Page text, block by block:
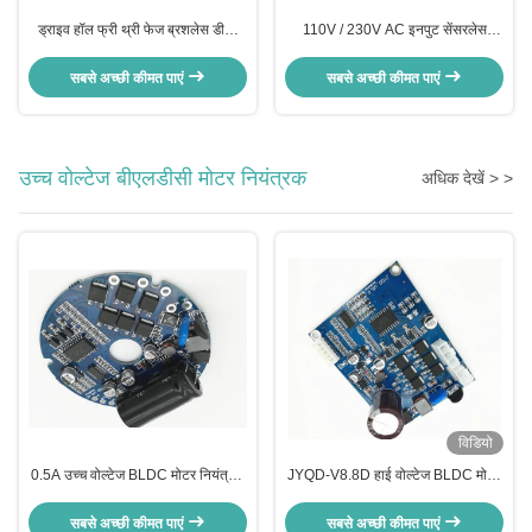
ड्राइव हॉल फ्री थ्री फेज ब्रशलेस डीसी
नियंत्रक
सबसे अच्छी कीमत पाएं
110V / 230V AC इनपुट सेंसरलेस
लिए मोटर नियंत्रक इलेक्ट्रिक पानी पंप
सबसे अच्छी कीमत पाएं
उच्च वोल्टेज बीएलडीसी मोटर नियंत्रक अधिक देखें > >
0.5A उच्च वोल्टेज BLDC मोटर नियंत्रक
सबसे अच्छी कीमत पाएं
विडियो
JYQD-V8.8D हाई वोल्टेज BLDC मोटर
सबसे अच्छी कीमत पाएं